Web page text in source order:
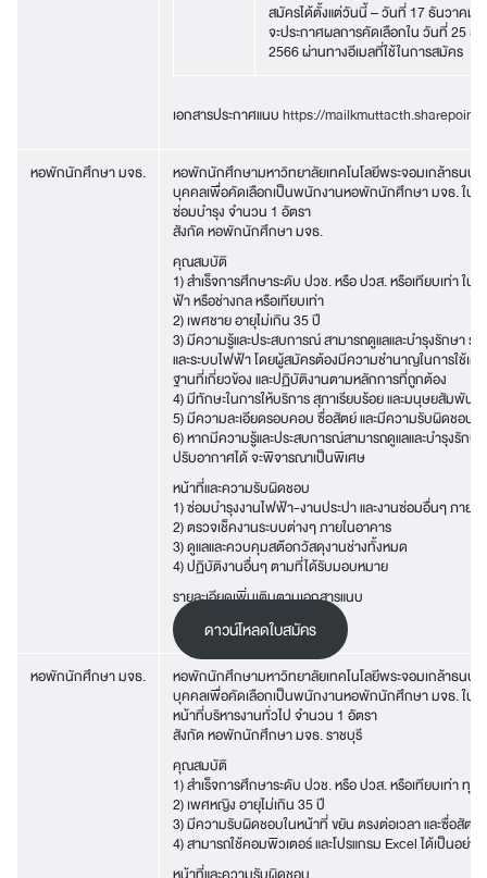
สมัครได้ตั้งแต่วันนี้ – วันที่ 17 ธันวาคม
จะประกาศผลการคัดเลือกใน วันที่ 25 ธั
2566 ผ่านทางอีเมลที่ใช้ในการสมัคร
เอกสารประกาศแนบhttps://
หอพักนักศึกษา มจธ.
หอพักนักศึกษามหาวิทยาลัยเทคโนโลยีพระจอมเกล้าธนบุ
บุคคลเพื่อคัดเลือกเป็นพนักงานหอพักนักศึกษา มจธ. ในต
ซ่อมบำรุง จำนวน 1 อัตรา
สังกัด หอพักนักศึกษา มจธ.
คุณสมบัติ
1) สำเร็จการศึกษาระดับ ปวช. หรือ ปวส. หรือเทียบเท่า ในส
ฟ้า หรือช่างกล หรือเทียบเท่า
2) เพศชาย อายุไม่เกิน 35 ปี
3) มีความรู้และประสบการณ์ สามารถดูแลและบำรุงรักษา ระ
และระบบไฟฟ้า โดยผู้สมัครต้องมีความชำนาญในการใช้เ
ฐานที่เกี่ยวข้อง และปฏิบัติงานตามหลักการที่ถูกต้อง
4) มีทักษะในการให้บริการ สุภาเรียบร้อย และมนุษยสัมพันธ์
5) มีความละเอียดรอบคอบ ซื่อสัตย์ และมีความรับผิดชอบใ
6) หากมีความรู้และประสบการณ์สามารถดูแลและบำรุงรักษา
ปรับอากาศได้ จะพิจารณาเป็นพิเศษ
หน้าที่และความรับผิดชอบ
1) ซ่อมบำรุงงานไฟฟ้า-งานประปา และงานซ่อมอื่นๆ ภายใ
2) ตรวจเช็คงานระบบต่างๆ ภายในอาคาร
3) ดูแลและควบคุมสต๊อกวัสดุงานช่างทั้งหมด
4) ปฏิบัติงานอื่นๆ ตามที่ได้รับมอบหมาย
รายละเอียดเพิ่มเติมตามเอกสารแนบ
ดาวน์โหลดใบสมัคร
หอพักนักศึกษา มจธ.
หอพักนักศึกษามหาวิทยาลัยเทคโนโลยีพระจอมเกล้าธนบุ
บุคคลเพื่อคัดเลือกเป็นพนักงานหอพักนักศึกษา มจธ. ในต
หน้าที่บริหารงานทั่วไป จำนวน 1 อัตรา
สังกัด หอพักนักศึกษา มจธ. ราชบุรี
คุณสมบัติ
1) สำเร็จการศึกษาระดับ ปวช. หรือ ปวส. หรือเทียบเท่า ทุก
2) เพศหญิง อายุไม่เกิน 35 ปี
3) มีความรับผิดชอบในหน้าที่ ขยัน ตรงต่อเวลา และซื่อสัตย์
4) สามารถใช้คอมพิวเตอร์ และโปรแกรม Excel ได้เป็นอย่า